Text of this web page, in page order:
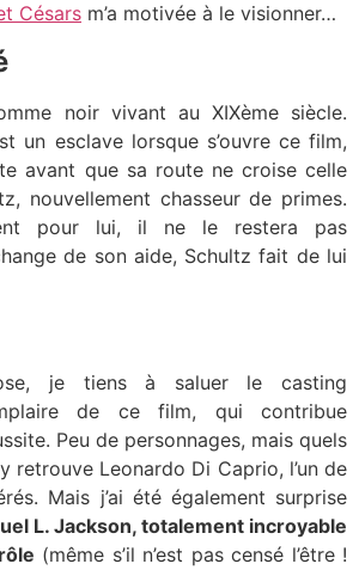
Césars m’a motivée à le visionner…
noir vivant au XIXème siècle.
un esclave lorsque s’ouvre ce film,
avant que sa route ne croise celle
nouvellement chasseur de primes.
pour lui, il ne le restera pas
de son aide, Schultz fait de lui
je tiens à saluer le casting
de ce film, qui contribue
Peu de personnages, mais quels
retrouve Leonardo Di Caprio, l’un de
Mais j’ai été également surprise
L. Jackson, totalement incroyable
(même s’il n’est pas censé l’être !